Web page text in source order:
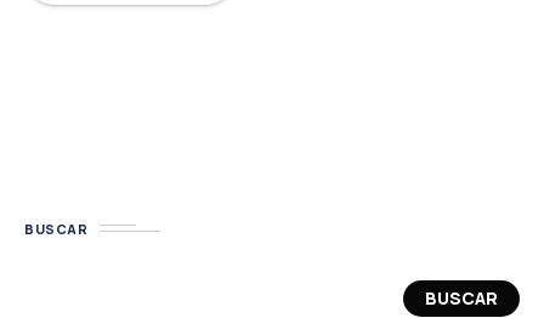
BUSCAR
BUSCAR